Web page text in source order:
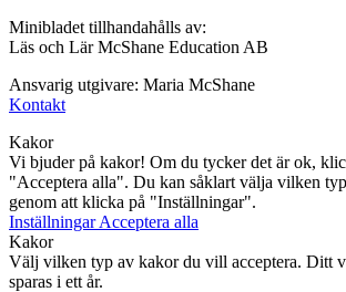
Minibladet tillhandahålls av:
Läs och Lär McShane Education AB
Ansvarig utgivare: Maria McShane
Kontakt
Kakor
Vi bjuder på kakor! Om du tycker det är ok,
"Acceptera alla". Du kan såklart välja vilken
genom att klicka på "Inställningar".
InställningarAcceptera alla
Kakor
Välj vilken typ av kakor du vill acceptera. Ditt
sparas i ett år.